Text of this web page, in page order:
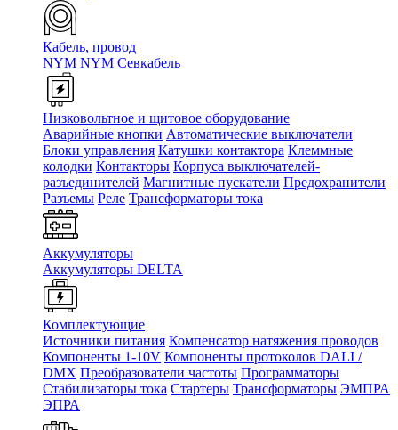
Кабель, провод
NYM NYM Севкабель
Низковольтное и щитовое оборудование
Аварийные кнопки Автоматические выключатели
Блоки управления Катушки контактора Клеммные
колодки Контакторы Корпуса выключателей-
разъединителей Магнитные пускатели Предохранители
Разъемы Реле Трансформаторы тока
Аккумуляторы
Аккумуляторы DELTA
Комплектующие
Источники питания Компенсатор натяжения проводов
Компоненты 1-10V Компоненты протоколов DALI /
DMX Преобразователи частоты Программаторы
Стабилизаторы тока Стартеры Трансформаторы ЭМПРА
ЭПРА